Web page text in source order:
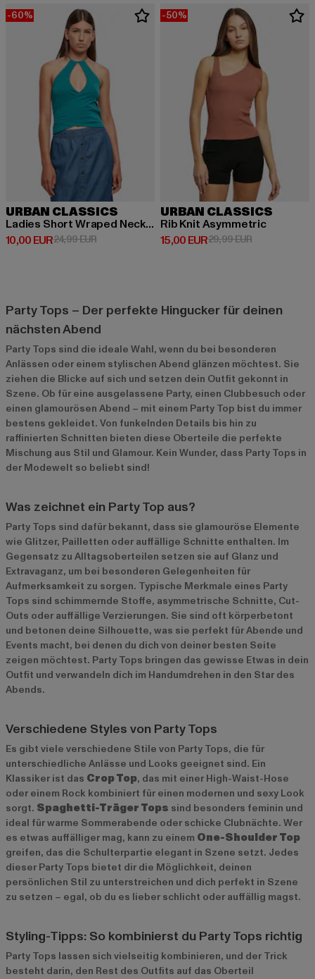
-60%
URBAN CLASSICS
Ladies Short Wraped Neckholder
10,00 EUR
Derzeitiger Preis: 10,00 EUR
24,99 EURAktionspreis: 24,99 EUR
-50%
URBAN CLASSICS
Rib Knit Asymmetric
15,00 EUR
Derzeitiger Preis: 15,00 EUR
29,99 EURAktionspreis:
Party Tops – Der perfekte Hingucker für deinen
nächsten Abend
Party Tops sind die ideale Wahl, wenn du bei besonderen
Anlässen oder einem stylischen Abend glänzen möchtest. Sie
ziehen die Blicke auf sich und setzen dein Outfit gekonnt in
Szene. Ob für eine ausgelassene Party, einen Clubbesuch oder
einen glamourösen Abend – mit einem Party Top bist du immer
bestens gekleidet. Von funkelnden Details bis hin zu
raffinierten Schnitten bieten diese Oberteile die perfekte
Mischung aus Stil und Glamour. Kein Wunder, dass Party Tops in
der Modewelt so beliebt sind!
Was zeichnet ein Party Top aus?
Party Tops sind dafür bekannt, dass sie glamouröse Elemente
wie Glitzer, Pailletten oder auffällige Schnitte enthalten. Im
Gegensatz zu Alltagsoberteilen setzen sie auf Glanz und
Extravaganz, um bei besonderen Gelegenheiten für
Aufmerksamkeit zu sorgen. Typische Merkmale eines Party
Tops sind schimmernde Stoffe, asymmetrische Schnitte, Cut-
Outs oder auffällige Verzierungen. Sie sind oft körperbetont
und betonen deine Silhouette, was sie perfekt für Abende und
Events macht, bei denen du dich von deiner besten Seite
zeigen möchtest. Party Tops bringen das gewisse Etwas in dein
Outfit und verwandeln dich im Handumdrehen in den Star des
Abends.
Verschiedene Styles von Party Tops
Es gibt viele verschiedene Stile von Party Tops, die für
unterschiedliche Anlässe und Looks geeignet sind. Ein
Klassiker ist das Crop Top, das mit einer High-Waist-Hose
oder einem Rock kombiniert für einen modernen und sexy Look
sorgt. Spaghetti-Träger Tops sind besonders feminin und
ideal für warme Sommerabende oder schicke Clubnächte. Wer
es etwas auffälliger mag, kann zu einem One-Shoulder Top
greifen, das die Schulterpartie elegant in Szene setzt. Jedes
dieser Party Tops bietet dir die Möglichkeit, deinen
persönlichen Stil zu unterstreichen und dich perfekt in Szene
zu setzen – egal, ob du es lieber schlicht oder auffällig magst.
Styling-Tipps: So kombinierst du Party Tops richtig
Party Tops lassen sich vielseitig kombinieren, und der Trick
besteht darin, den Rest des Outfits auf das Oberteil